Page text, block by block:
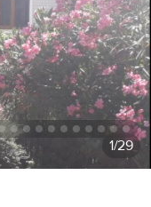
1/29